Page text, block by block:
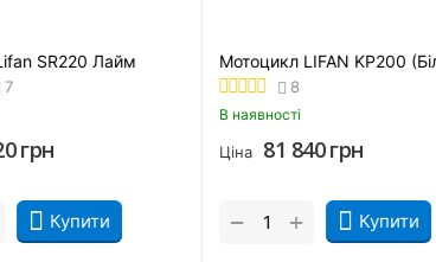
(Зелений) Мотоцикл Lifan SR220 Лайм
84 920грн
Купити